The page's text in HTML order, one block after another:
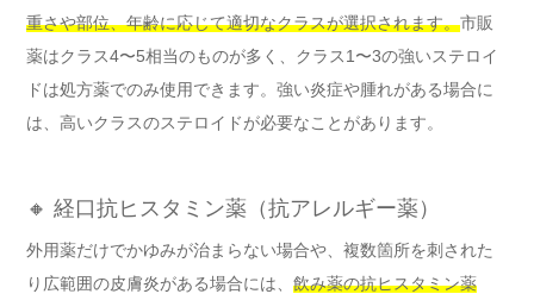
重さや部位、年齢に応じて適切なクラスが選択されます。市販
薬はクラス4〜5相当のものが多く、クラス1〜3の強いステロイ
ドは処方薬でのみ使用できます。強い炎症や腫れがある場合に
は、高いクラスのステロイドが必要なことがあります。
🔸 経口抗ヒスタミン薬（抗アレルギー薬）
外用薬だけでかゆみが治まらない場合や、複数箇所を刺された
り広範囲の皮膚炎がある場合には、 飲み薬の抗ヒスタミン薬